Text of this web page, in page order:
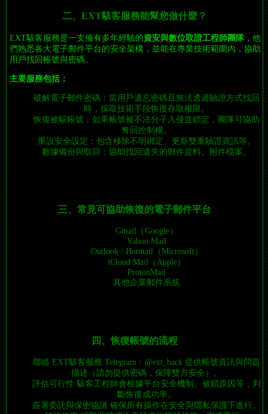
二、EXT駭客服務能幫您做什麼？
EXT駭客服務是一支擁有多年經驗的資安與數位取證工程師團隊 ，他
們熟悉各大電子郵件平台的安全架構，並能在專業技術範圍內，協助
用戶找回帳號與密碼。
主要服務包括：
破解電子郵件密碼：當用戶遺忘密碼且無法透過驗證方式找回
時，採取技術手段恢復存取權限。
恢復被駭帳號：如果帳號被不法分子入侵並鎖定，團隊可協助
奪回控制權。
重設安全設定：包含移除不明綁定、更新雙重驗證資訊等。
數據備份與取回：協助找回遺失的郵件資料、附件檔案。
三、常見可協助恢復的電子郵件平台
Gmail（Google）
Yahoo Mail
Outlook / Hotmail（Microsoft）
iCloud Mail（Apple）
ProtonMail
其他企業郵件系統
四、恢復帳號的流程
聯絡 EXT駭客服務 Telegram：@ext_hack 提供帳號資訊與問題
描述（請勿提供密碼，保障雙方安全）。
評估可行性 駭客工程師會根據平台安全機制、被鎖原因等，判
斷恢復成功率。
簽署委託與保密協議 確保所有操作在安全與隱私保護下進行。